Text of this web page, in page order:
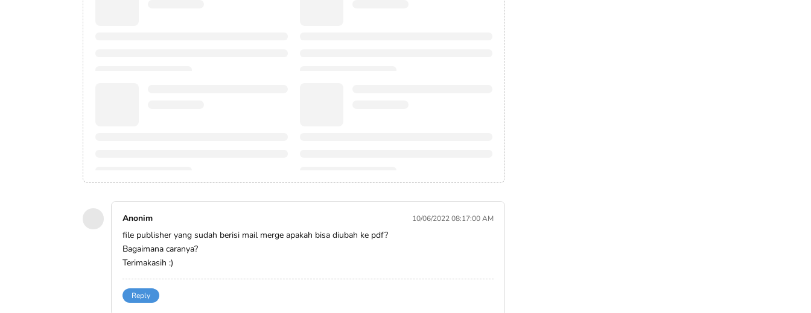
Anonim 10/06/2022 08:17:00 AM
file publisher yang sudah berisi mail merge apakah bisa diubah ke pdf?
Bagaimana caranya?
Terimakasih :)
Reply